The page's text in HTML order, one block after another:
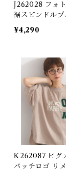
J262028 フォ
裾スピンドルプ
/ Photo Print
dle Pullover
¥4,290
K262087 ピグ
パッチロゴ リ